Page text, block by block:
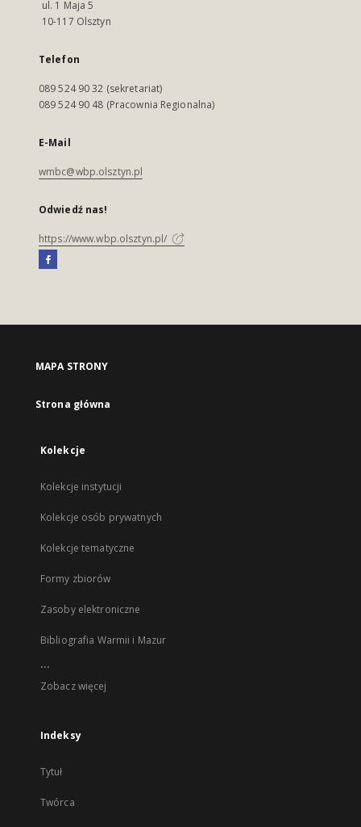
ul. 1 Maja 5
10-117 Olsztyn
Telefon
089 524 90 32 (sekretariat)
089 524 90 48 (Pracownia Regionalna)
E-Mail
wmbc@wbp.olsztyn.pl
Odwiedź nas!
https://www.wbp.olsztyn.pl/
MAPA STRONY
Strona główna
Kolekcje
Kolekcje instytucji
Kolekcje osób prywatnych
Kolekcje tematyczne
Formy zbiorów
Zasoby elektroniczne
Bibliografia Warmii i Mazur
...
Zobacz więcej
Indeksy
Tytuł
Twórca